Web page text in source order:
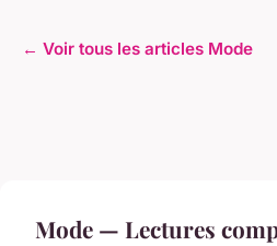
← Voir tous les articles Mode
Mode — Lectures